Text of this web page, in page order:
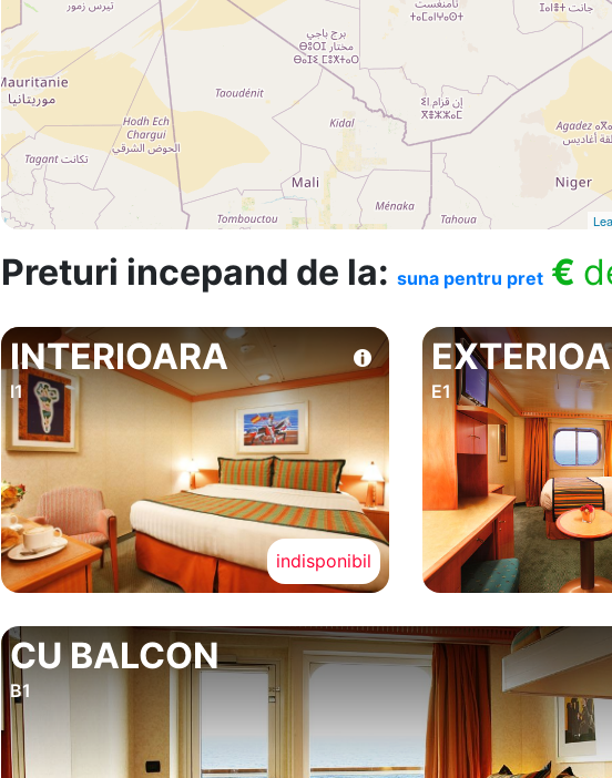
Preturi incepand de la: suna pentru pret €
INTERIOARA
I1
indisponibil
E1
CU BALCON
B1